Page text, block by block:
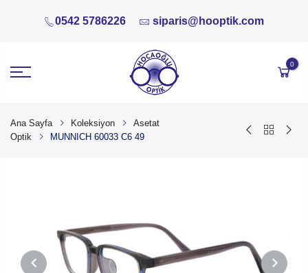
0542 5786226 siparis@hooptik.com
0
Ana Sayfa Koleksiyon
Asetat
Optik
MUNNICH 60033 C6 49